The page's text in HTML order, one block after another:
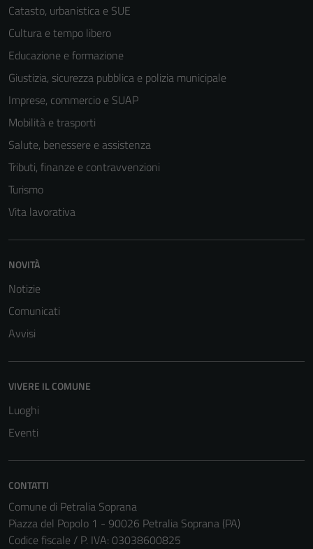
Catasto, urbanistica e SUE
Cultura e tempo libero
Educazione e formazione
Giustizia, sicurezza pubblica e polizia municipale
Imprese, commercio e SUAP
Mobilità e trasporti
Salute, benessere e assistenza
Tributi, finanze e contravvenzioni
Turismo
Vita lavorativa
NOVITÀ
Notizie
Comunicati
Avvisi
VIVERE IL COMUNE
Luoghi
Eventi
CONTATTI
Comune di Petralia Soprana
Piazza del Popolo 1 - 90026 Petralia Soprana (PA)
Codice fiscale / P. IVA: 03038600825
disabilitati.
Questi cookie